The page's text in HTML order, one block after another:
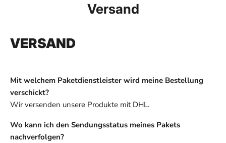
Versand
VERSAND
Mit welchem Paketdienstleister wird meine Bestellung
verschickt?
Wir versenden unsere Produkte mit DHL.
Wo kann ich den Sendungsstatus meines Pakets
nachverfolgen?